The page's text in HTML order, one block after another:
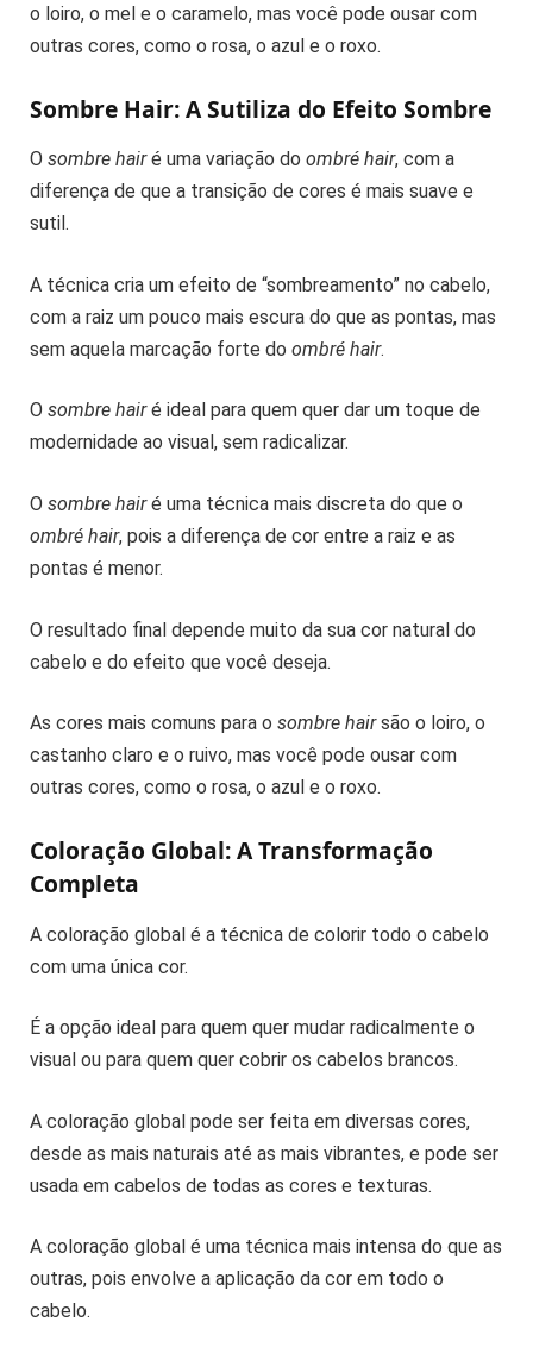
o loiro, o mel e o caramelo, mas você pode ousar com
outras cores, como o rosa, o azul e o roxo.
Sombre Hair: A Sutiliza do Efeito Sombre
O sombre hairé uma variação do ombré hair, com a
diferença de que a transição de cores é mais suave e
sutil.
A técnica cria um efeito de “sombreamento” no cabelo,
com a raiz um pouco mais escura do que as pontas, mas
sem aquela marcação forte do ombré hair.
O sombre hairé ideal para quem quer dar um toque de
modernidade ao visual, sem radicalizar.
O sombre hairé uma técnica mais discreta do que o
ombré hair, pois a diferença de cor entre a raiz e as
pontas é menor.
O resultado final depende muito da sua cor natural do
cabelo e do efeito que você deseja.
As cores mais comuns para o sombre hairsão o loiro, o
castanho claro e o ruivo, mas você pode ousar com
outras cores, como o rosa, o azul e o roxo.
Coloração Global: A Transformação
Completa
A coloração global é a técnica de colorir todo o cabelo
com uma única cor.
É a opção ideal para quem quer mudar radicalmente o
visual ou para quem quer cobrir os cabelos brancos.
A coloração global pode ser feita em diversas cores,
desde as mais naturais até as mais vibrantes, e pode ser
usada em cabelos de todas as cores e texturas.
A coloração global é uma técnica mais intensa do que as
outras, pois envolve a aplicação da cor em todo o
cabelo.